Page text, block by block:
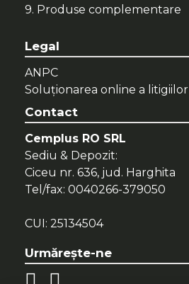
9. Produse complementare
Legal
ANPC
Soluționarea online a litigiilor
Contact
Cemplus RO SRL
Sediu & Depozit:
Ciceu nr. 636, jud. Harghita
Tel/fax: 0040266-379050
CUI: 25134504
Urmăreşte-ne